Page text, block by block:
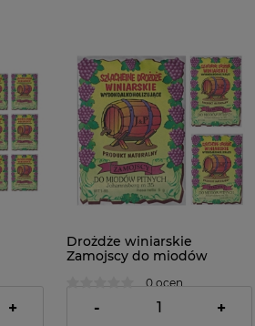
+
Drożdże winiarskie
Zamojscy do miodów
0 ocen
5,95 zł
- +